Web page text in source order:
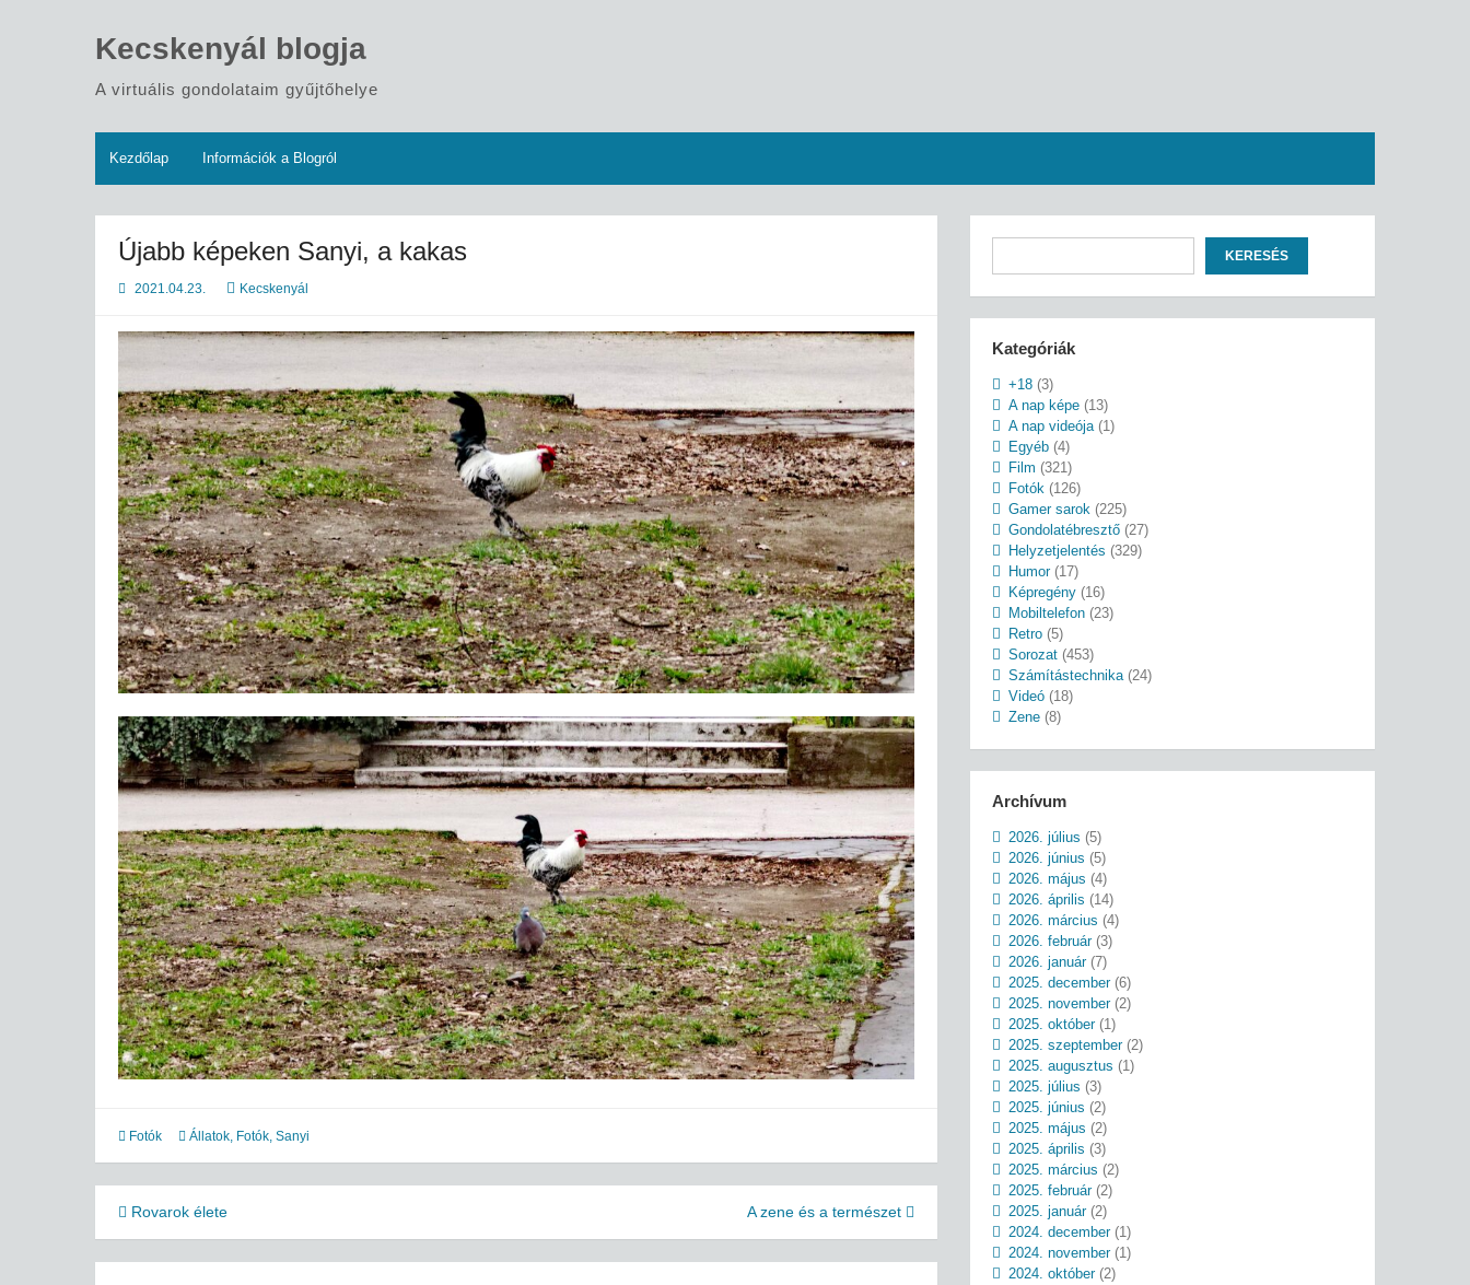
Kecskenyál blogja
A virtuális gondolataim gyűjtőhelye
Kezdőlap Információk a Blogról
Újabb képeken Sanyi, a kakas
2021.04.23. Kecskenyál
Fotók Állatok Fotók Sanyi
Bejegyzés
navigáció
Rovarok élete A zene és a természet
KERESÉS
Kategóriák
+18(3)
A nap képe(13)
A nap videója(1)
Egyéb(4)
Film (321)
Fotók(126)
Gamer sarok(225)
Gondolatébresztő(27)
Helyzetjelentés (329)
Humor(17)
Képregény(16)
Mobiltelefon(23)
Retro(5)
Sorozat(453)
Számítástechnika(24)
Videó(18)
Zene(8)
Archívum
2026. július (5)
2026. június (5)
2026. május (4)
2026. április (14)
2026. március (4)
2026. február(3)
2026. január(7)
2025. december(6)
2025. november(2)
2025. október(1)
2025. szeptember(2)
2025. augusztus (1)
2025. július (3)
2025. június (2)
2025. május (2)
2025. április (3)
2025. március (2)
2025. február(2)
2025. január(2)
2024. december(1)
2024. november(1)
2024. október(2)